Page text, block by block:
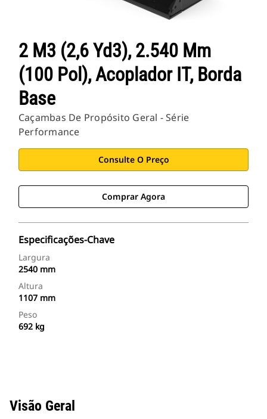
2 M3 (2,6 Yd3), 2.540 Mm
(100 Pol), Acoplador IT, Borda
Base
Caçambas De Propósito Geral - Série
Performance
Consulte O Preço
Comprar Agora
Especificações-Chave
Largura
2540 mm
Altura
1107 mm
Peso
692 kg
Visão Geral